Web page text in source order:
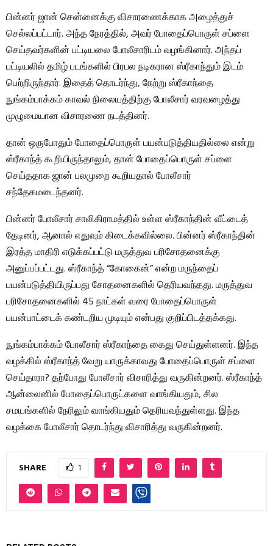
பின்னர் ஜான் சென்னைக்கு விசாரணைக்காக அழைத்துச்
செல்லப்பட்டார். அந்த நேரத்தில், அவர் போதைப்பொருள் சப்ளை
செய்தவர்களின் பட்டியலை போலீசாரிடம் வழங்கினார். அந்தப்
பட்டியலில் தமிழ் படங்களில் பிரபல நடிகரான ஸ்ரீகாந்தும் இடம்
பெற்றிருந்தார். இதைத் தொடர்ந்து, நேற்று ஸ்ரீகாந்தை
நுங்கம்பாக்கம் காவல் நிலையத்திற்கு போலீசார் வரவழைத்து
முழுமையான விசாரணை நடத்தினர்.
தான் ஒருபோதும் போதைப்பொருள் பயன்படுத்தியதில்லை என்று
ஸ்ரீகாந்த் கூறியிருந்தாலும், தான் போதைப்பொருள் சப்ளை
செய்ததாக ஜான் பலமுறை கூறியதால் போலீசார்
சந்தேகமடைந்தனர்.
பின்னர் போலீசார் சாலிகிராமத்தில் உள்ள ஸ்ரீகாந்தின் வீட்டைத்
தேடினர், ஆனால் எதுவும் கிடைக்கவில்லை. பின்னர் ஸ்ரீகாந்தின்
இரத்த மாதிரி எடுக்கப்பட்டு மருத்துவ பரிசோதனைக்கு
அனுப்பப்பட்டது. ஸ்ரீகாந்த் “கோகைன்” என்ற மருந்தைப்
பயன்படுத்தியிருப்பது சோதனைகளில் தெரியவந்தது. மருத்துவ
பரிசோதனைகளில் 45 நாட்கள் வரை போதைப்பொருள்
பயன்பாட்டைக் கண்டறிய முடியும் என்பது குறிப்பிடத்தக்கது.
நுங்கம்பாக்கம் போலீசார் ஸ்ரீகாந்தை கைது செய்துள்ளனர். இந்த
வழக்கில் ஸ்ரீகாந்த் வேறு யாருக்காவது போதைப்பொருள் சப்ளை
செய்தாரா? தற்போது போலீசார் விசாரித்து வருகின்றனர். ஸ்ரீகாந்த்
ஆன்லைனில் போதைப்பொருட்களை வாங்கியதும், சில
சமயங்களில் நேரிலும் வாங்கியதும் தெரியவந்துள்ளது. இந்த
வழக்கை போலீசார் தொடர்ந்து விசாரித்து வருகின்றனர்.
SHARE 1